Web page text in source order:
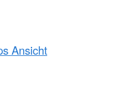
Ansicht